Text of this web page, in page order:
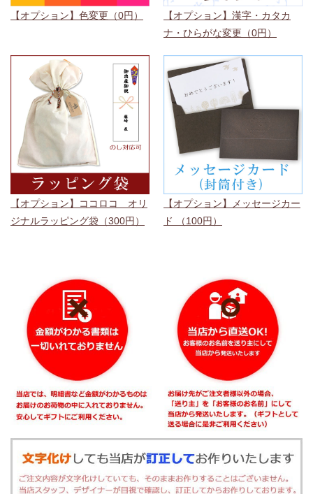
【オプション】色変更（0円）
【オプション】漢字・カタカ
ナ・ひらがな変更（0円）
【オプション】ココロコ オリ
ジナルラッピング袋（300円）
【オプション】メッセージカー
ド （100円）